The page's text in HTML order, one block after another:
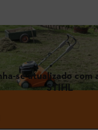
se atualizado com
STIHL